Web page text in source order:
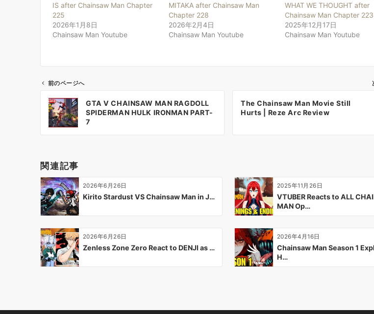
IS after Chainsaw Man Chapter
225
2026年1月8日
Chainsaw Man Youtube
MITAKA after Chainsaw Man
Chapter 228
2026年2月4日
Chainsaw Man Youtube
WHAT WE THOUGHT after
Chainsaw Man Chapter 223
2025年12月17日
Chainsaw Man Youtube
シ
ョ
ン
前のページへ
GTA V CHAINSAW MAN RAGDOLL
SPIDERMAN HULK IRONMAN PART-
7
The Chainsaw Man Movie Still
Hurts | Reze Arc Review
関連記事
2026年6月26日
Kirito Stardust VS Chainsaw Man in J…
2025年11月26日
VTUBER Reacts to ALL
MAN Op…
2026年6月26日
Zenless Zone Zero React to DENJI as …
2026年4月16日
Chainsaw Man Season 1
H…